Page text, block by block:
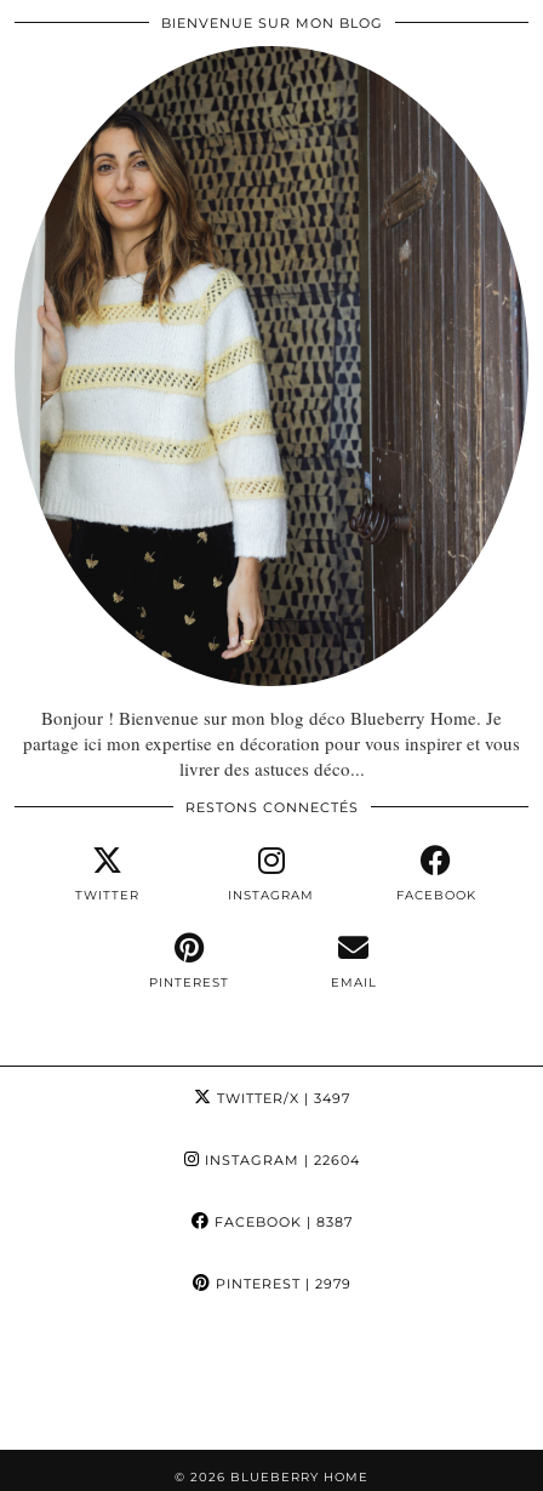
BIENVENUE SUR MON BLOG
Bonjour ! Bienvenue sur mon blog déco Blueberry Home. Je
partage ici mon expertise en décoration pour vous inspirer et vous
livrer des astuces déco...
RESTONS CONNECTÉS
TWITTER INSTAGRAM FACEBOOK
PINTEREST EMAIL
TWITTER/X | 3497
INSTAGRAM | 22604
FACEBOOK | 8387
PINTEREST| 2979
© 2026 BLUEBERRY HOME